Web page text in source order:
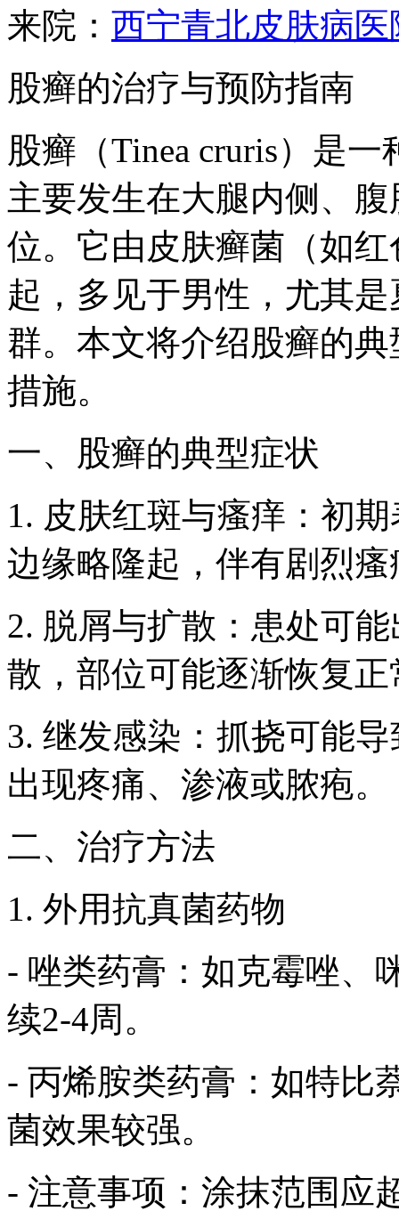
来院： 西宁青北皮肤病医
股癣的治疗与预防指南
股癣（Tinea cruris）是
主要发生在大腿内侧、
位。它由皮肤癣菌（如
起，多见于男性，尤其
群。本文将介绍股癣的
措施。
一、股癣的典型症状
1. 皮肤红斑与瘙痒：初
边缘略隆起，伴有剧烈瘙
2. 脱屑与扩散：患处可
散，部位可能逐渐恢复
3. 继发感染：抓挠可能
出现疼痛、渗液或脓疱。
二、治疗方法
1. 外用抗真菌药物
- 唑类药膏：如克霉唑、
续2-4周。
- 丙烯胺类药膏：如特比
菌效果较强。
- 注意事项：涂抹范围应